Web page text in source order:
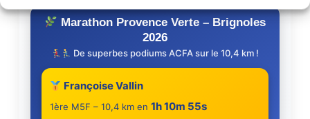
Marathon Provence Verte – Brignoles
2026
De superbes podiums ACFA sur le 10,4 km !
Françoise Vallin
1ère M5F – 10,4 km en 1h 10m 55s